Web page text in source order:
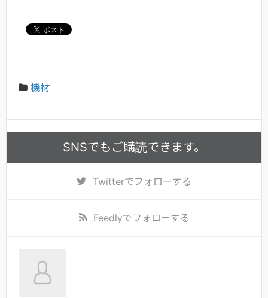
機材
SNSでもご購読できます。
Twitterでフォローする
Feedlyでフォローする